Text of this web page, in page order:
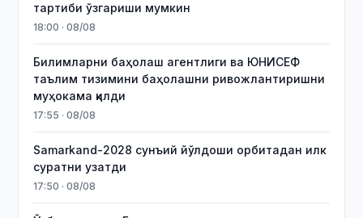
тартиби ўзгариши мумкин
18:00 · 08/08
Билимларни баҳолаш агентлиги ва ЮНИСЕФ
таълим тизимини баҳолашни ривожлантиришни
муҳокама қилди
17:55 · 08/08
Samarkand-2028 сунъий йўлдоши орбитадан илк
суратни узатди
17:50 · 08/08